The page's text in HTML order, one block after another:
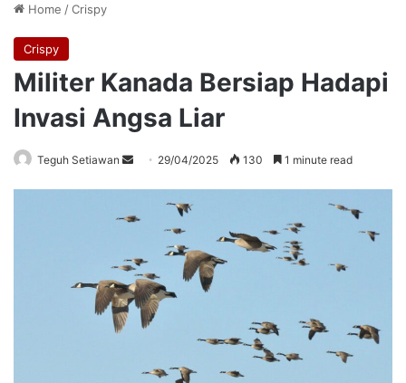
Home /Crispy
Crispy
Militer Kanada Bersiap Hadapi
Invasi Angsa Liar
Teguh Setiawan
Send 29/04/2025 130 1 minute read